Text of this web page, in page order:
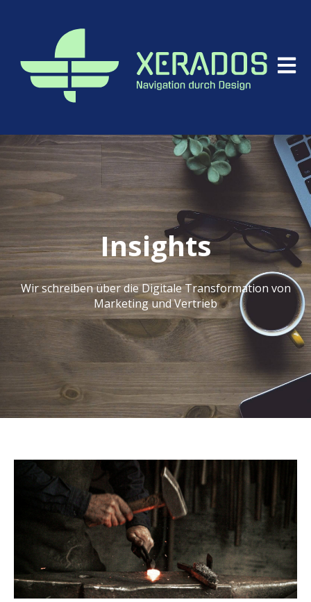
Insights
Wir schreiben über die Digitale Transformation von
Marketing und Vertrieb